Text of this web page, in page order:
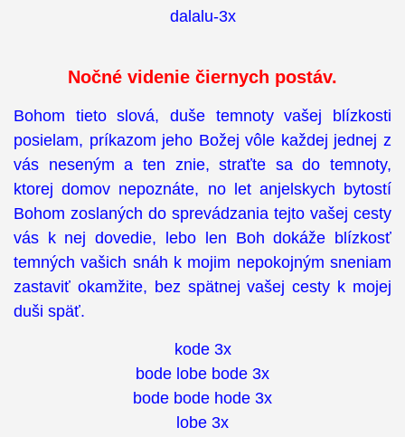
dalalu-3x
Nočné videnie čiernych postáv.
Bohom tieto slová, duše temnoty vašej blízkosti
posielam, príkazom jeho Božej vôle každej jednej z
vás neseným a ten znie, straťte sa do temnoty,
ktorej domov nepoznáte, no let anjelskych bytostí
Bohom zoslaných do sprevádzania tejto vašej cesty
vás k nej dovedie, lebo len Boh dokáže blízkosť
temných vašich snáh k mojim nepokojným sneniam
zastaviť okamžite, bez spätnej vašej cesty k mojej
duši späť.
kode 3x
bode lobe bode 3x
bode bode hode 3x
lobe 3x